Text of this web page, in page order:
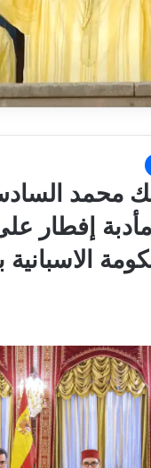
محمد
مأدبة إفطار
الاسبانية